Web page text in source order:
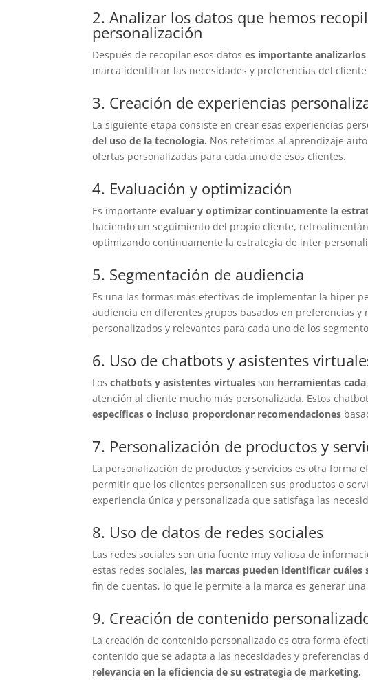
2. Analizar los datos que hemos
personalización
Después de recopilar esos datos es importante analizarlos
marca identificar las necesidades y preferencias del
3. Creación de experiencias
La siguiente etapa consiste en crear esas experiencias
del uso de la tecnología. Nos referimos al aprendizaje
ofertas personalizadas para cada uno de esos clientes.
4. Evaluación y optimización
Es importanteevaluar y optimizar continuamente la
haciendo un seguimiento del propio cliente,
optimizando continuamente la estrategia de inter
5. Segmentación de audiencia
Es una las formas más efectivas de implementar la híper
audiencia en diferentes grupos basados en preferencias y
personalizados y relevantes para cada uno de los
6. Uso de chatbots y asistentes
Loschatbots y asistentes virtuales son herramientas
atención al cliente mucho más personalizada. Estos
específicas o incluso proporcionar recomendaciones
7. Personalización de productos y
La personalización de productos y servicios es otra forma
permitir que los clientes personalicen sus productos o
experiencia única y personalizada que satisfaga las
8. Uso de datos de redes sociales
Las redes sociales son una fuente muy valiosa de
estas redes sociales, las marcas pueden identificar cuáles
fin de cuentas, lo que le permite a la marca es generar
9. Creación de contenido
La creación de contenido personalizado es otra forma
contenido que se adapta a las necesidades y preferencias
relevancia en la eficiencia de su estrategia de marketing.